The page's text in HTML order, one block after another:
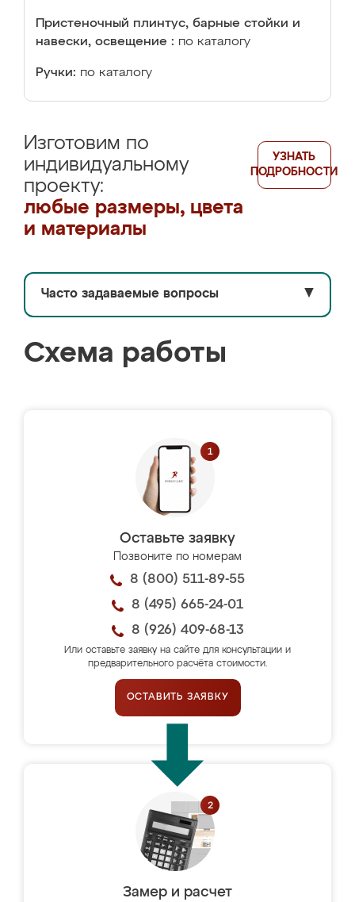
Пристеночный плинтус, барные стойки и
навески, освещение : по каталогу
Ручки: по каталогу
Изготовим по
индивидуальному
проекту:
любые размеры, цвета
и материалы
УЗНАТЬ
ПОДРОБНОСТИ
Часто задаваемые вопросы ▼
Схема работы
Оставьте заявку
Позвоните по номерам
8 (800) 511-89-55
8 (495) 665-24-01
8 (926) 409-68-13
Или оставьте заявку на сайте для консультации и
предварительного расчёта стоимости.
ОСТАВИТЬ ЗАЯВКУ
Замер и расчет